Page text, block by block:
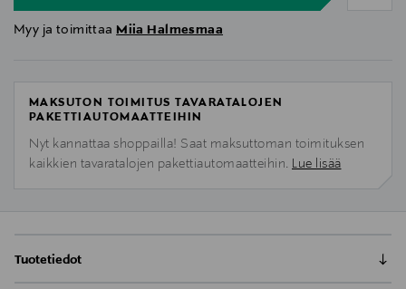
Myy ja toimittaa Miia Halmesmaa
MAKSUTON TOIMITUS TAVARATALOJEN
PAKETTIAUTOMAATTEIHIN
Nyt kannattaa shoppailla! Saat maksuttoman toimituksen
kaikkien tavaratalojen pakettiautomaatteihin. Lue lisää
Tuotetiedot